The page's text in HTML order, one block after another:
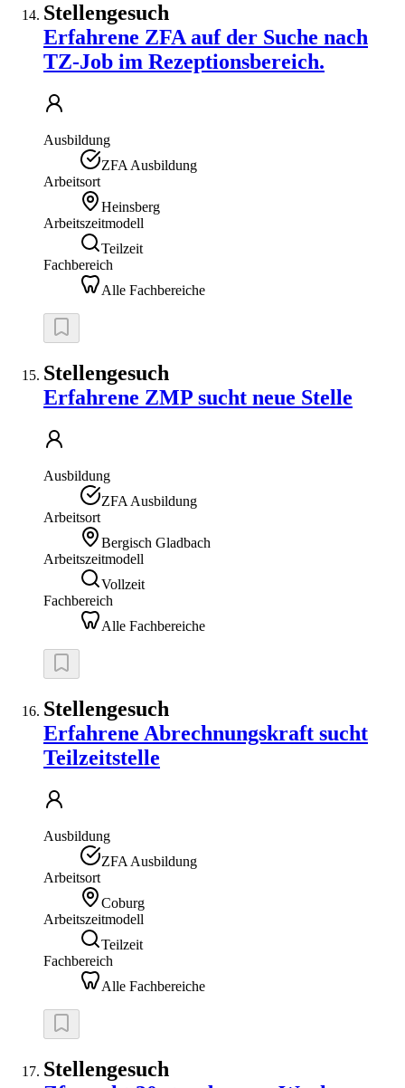
Stellengesuch
Erfahrene ZFA auf der Suche nach
TZ-Job im Rezeptionsbereich.
Ausbildung
ZFA Ausbildung
Arbeitsort
Heinsberg
Arbeitszeitmodell
Teilzeit
Fachbereich
Alle Fachbereiche
Stellengesuch
Erfahrene ZMP sucht neue Stelle
Ausbildung
ZFA Ausbildung
Arbeitsort
Bergisch Gladbach
Arbeitszeitmodell
Vollzeit
Fachbereich
Alle Fachbereiche
Stellengesuch
Erfahrene Abrechnungskraft sucht
Teilzeitstelle
Ausbildung
ZFA Ausbildung
Arbeitsort
Coburg
Arbeitszeitmodell
Teilzeit
Fachbereich
Alle Fachbereiche
Stellengesuch